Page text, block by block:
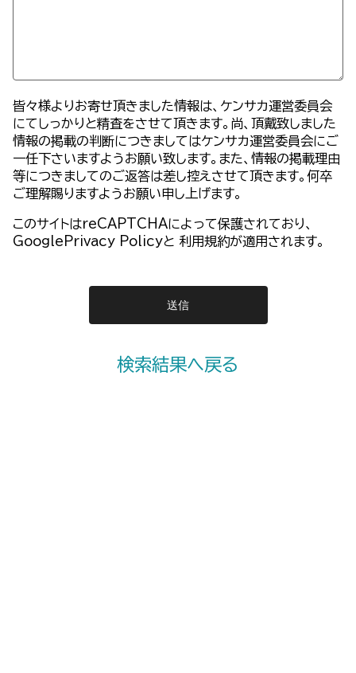
皆々様よりお寄せ頂きました情報は、ケンサカ運営委員会
にてしっかりと精査をさせて頂きます。尚、頂戴致しました
情報の掲載の判断につきましてはケンサカ運営委員会にご
一任下さいますようお願い致します。また、情報の掲載理由
等につきましてのご返答は差し控えさせて頂きます。何卒
ご理解賜りますようお願い申し上げます。
このサイトはreCAPTCHAによって保護されており、
GooglePrivacy Policyと 利用規約が適用されます。
検索結果へ戻る